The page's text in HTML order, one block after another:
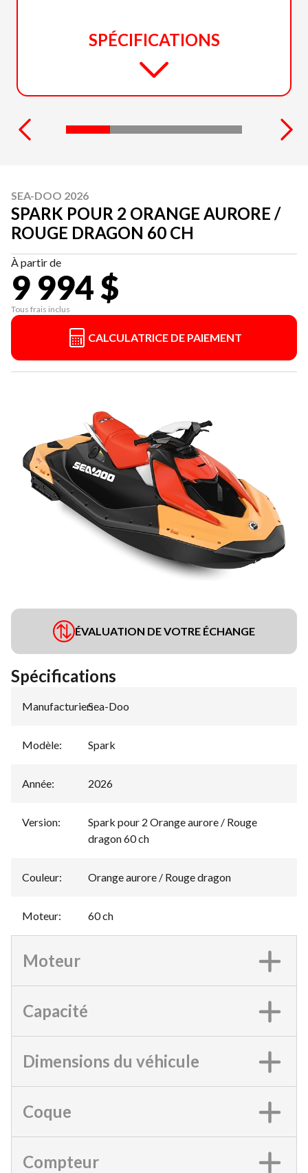
SPÉCIFICATIONS
SEA-DOO 2026
SPARK POUR 2 ORANGE AURORE /
ROUGE DRAGON 60 CH
À partir de
9 994 $
Tous frais inclus
CALCULATRICE DE PAIEMENT
ÉVALUATION DE VOTRE ÉCHANGE
Spécifications
Manufacturier:
Sea-Doo
Modèle: Spark
Année: 2026
Version:
Spark pour 2 Orange aurore / Rouge
dragon 60 ch
Couleur: Orange aurore / Rouge dragon
Moteur: 60 ch
Moteur
Capacité
Dimensions du véhicule
Coque
Compteur